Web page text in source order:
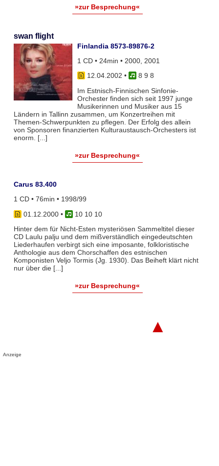
»zur Besprechung«
swan flight
Finlandia 8573-89876-2
1 CD • 24min • 2000, 2001
12.04.2002 •
8 9 8
Im Estnisch-Finnischen Sinfonie-
Orchester finden sich seit 1997 junge
Musikerinnen und Musiker aus 15
Ländern in Tallinn zusammen, um Konzertreihen mit
Themen-Schwerpunkten zu pflegen. Der Erfolg des allein
von Sponsoren finanzierten Kulturaustausch-Orchesters ist
enorm. [...]
»zur Besprechung«
Carus 83.400
1 CD • 76min • 1998/99
01.12.2000•
10 10 10
Hinter dem für Nicht-Esten mysteriösen Sammeltitel dieser
CD Laulu palju und dem mißverständlich eingedeutschten
Liederhaufen verbirgt sich eine imposante, folkloristische
Anthologie aus dem Chorschaffen des estnischen
Komponisten Veljo Tormis (Jg. 1930). Das Beiheft klärt nicht
nur über die [...]
»zur Besprechung«
▲
Anzeige